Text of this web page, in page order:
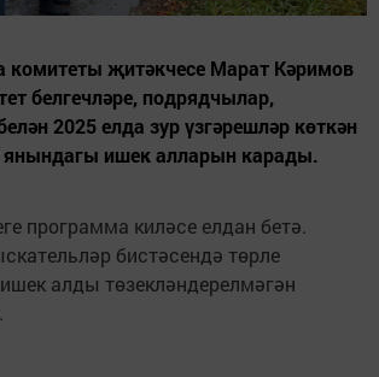
комитеты җитәкчесе Марат Кәримов
белгечләре, подрядчылар,
2025 елда зур үзгәрешләр көткән
янындагы ишек алларын карады.
программа киләсе елдан бетә.
бистәсендә төрле
алды төзекләндерелмәгән